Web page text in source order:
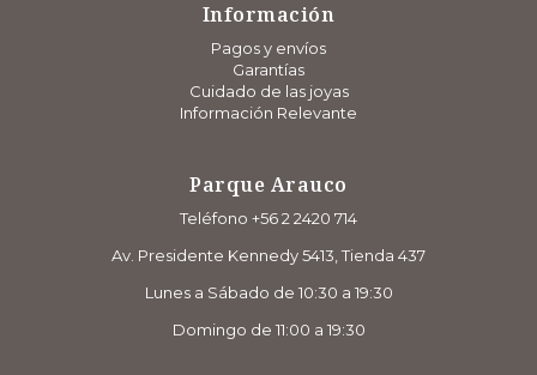
Información
Pagos y envíos
Garantías
Cuidado de las joyas
Información Relevante
Parque Arauco
Teléfono +56 2 2420 714
Av. Presidente Kennedy 5413, Tienda 437
Lunes a Sábado de 10:30 a 19:30
Domingo de 11:00 a 19:30